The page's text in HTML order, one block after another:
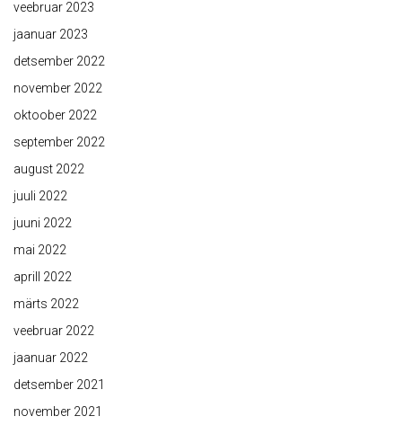
veebruar 2023
jaanuar 2023
detsember 2022
november 2022
oktoober 2022
september 2022
august 2022
juuli 2022
juuni 2022
mai 2022
aprill 2022
märts 2022
veebruar 2022
jaanuar 2022
detsember 2021
november 2021